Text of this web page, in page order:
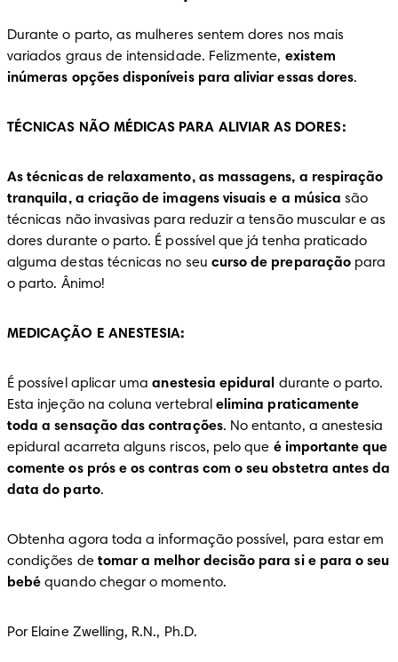
Durante o parto, as mulheres sentem dores nos mais
variados graus de intensidade. Felizmente, existem
inúmeras opções disponíveis para aliviar essas dores.
TÉCNICAS NÃO MÉDICAS PARA ALIVIAR AS DORES:
As técnicas de relaxamento, as massagens, a respiração
tranquila, a criação de imagens visuais e a música são
técnicas não invasivas para reduzir a tensão muscular e as
dores durante o parto. É possível que já tenha praticado
alguma destas técnicas no seu curso de preparação para
o parto. Ânimo!
MEDICAÇÃO E ANESTESIA:
É possível aplicar uma anestesia epidural durante o parto.
Esta injeção na coluna vertebral elimina praticamente
toda a sensação das contrações. No entanto, a anestesia
epidural acarreta alguns riscos, pelo que é importante que
comente os prós e os contras com o seu obstetra antes da
data do parto.
Obtenha agora toda a informação possível, para estar em
condições de tomar a melhor decisão para si e para o seu
bebé quando chegar o momento.
Por Elaine Zwelling, R.N., Ph.D.